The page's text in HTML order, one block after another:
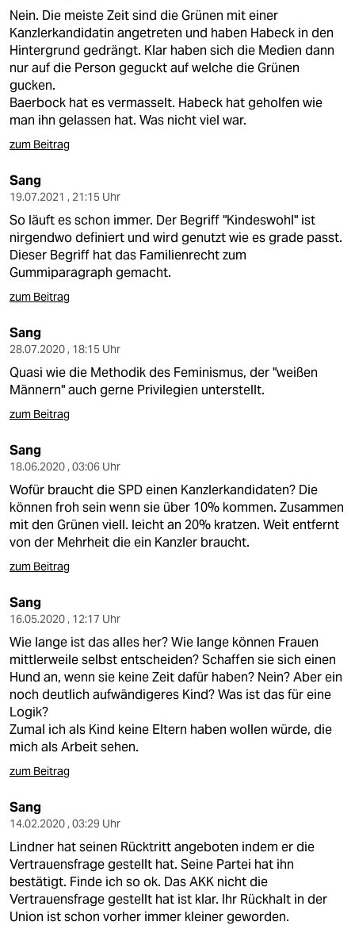
Nein. Die meiste Zeit sind die Grünen mit einer
Kanzlerkandidatin angetreten und haben Habeck in den
Hintergrund gedrängt. Klar haben sich die Medien dann
nur auf die Person geguckt auf welche die Grünen
gucken.
Baerbock hat es vermasselt. Habeck hat geholfen wie
man ihn gelassen hat. Was nicht viel war.
zum Beitrag
Sang
19.07.2021 , 21:15 Uhr
So läuft es schon immer. Der Begriff "Kindeswohl" ist
nirgendwo definiert und wird genutzt wie es grade passt.
Dieser Begriff hat das Familienrecht zum
Gummiparagraph gemacht.
zum Beitrag
Sang
28.07.2020 , 18:15 Uhr
Quasi wie die Methodik des Feminismus, der "weißen
Männern" auch gerne Privilegien unterstellt.
zum Beitrag
Sang
18.06.2020 , 03:06 Uhr
Wofür braucht die SPD einen Kanzlerkandidaten? Die
können froh sein wenn sie über 10% kommen. Zusammen
mit den Grünen viell. leicht an 20% kratzen. Weit entfernt
von der Mehrheit die ein Kanzler braucht.
zum Beitrag
Sang
16.05.2020 , 12:17 Uhr
Wie lange ist das alles her? Wie lange können Frauen
mittlerweile selbst entscheiden? Schaffen sie sich einen
Hund an, wenn sie keine Zeit dafür haben? Nein? Aber ein
noch deutlich aufwändigeres Kind? Was ist das für eine
Logik?
Zumal ich als Kind keine Eltern haben wollen würde, die
mich als Arbeit sehen.
zum Beitrag
Sang
14.02.2020 , 03:29 Uhr
Lindner hat seinen Rücktritt angeboten indem er die
Vertrauensfrage gestellt hat. Seine Partei hat ihn
bestätigt. Finde ich so ok. Das AKK nicht die
Vertrauensfrage gestellt hat ist klar. Ihr Rückhalt in der
Union ist schon vorher immer kleiner geworden.